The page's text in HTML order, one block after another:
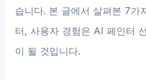
습니다. 본 글에서 살펴본 7가
터, 사용자 경험은 AI 페인터
이 될 것입니다.